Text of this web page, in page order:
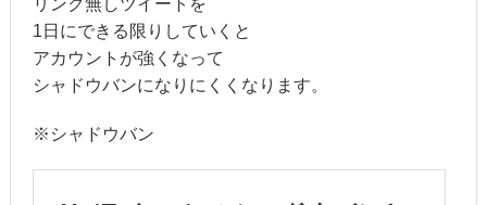
リンク無しツイートを
1日にできる限りしていくと
アカウントが強くなって
シャドウバンになりにくくなります。
※シャドウバン